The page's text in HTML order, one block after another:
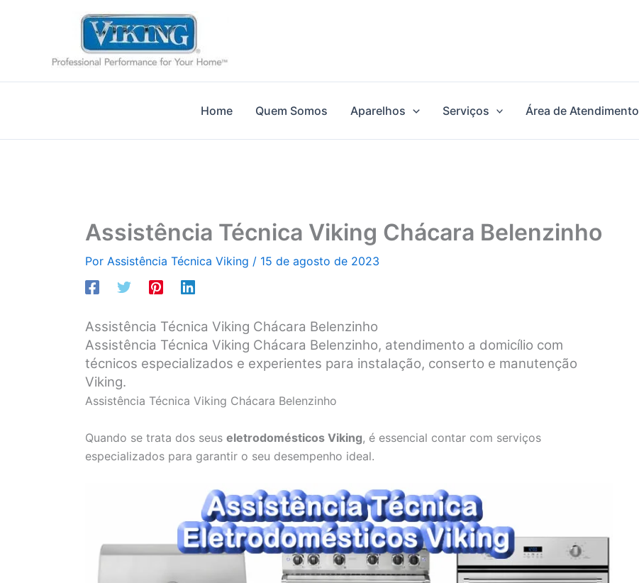
Home Quem Somos Aparelhos Serviços Área de Atendimento
Assistência Técnica Viking Chácara Belenzinho
Por Assistência Técnica Viking / 15 de agosto de 2023
Assistência Técnica Viking Chácara Belenzinho
Assistência Técnica Viking Chácara Belenzinho, atendimento a domicílio com
técnicos especializados e experientes para instalação, conserto e manutenção
Viking.
Assistência Técnica Viking Chácara Belenzinho
Quando se trata dos seus eletrodomésticos Viking, é essencial contar com serviços
especializados para garantir o seu desempenho ideal.